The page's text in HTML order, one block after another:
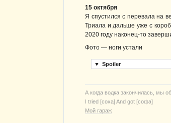
15 октября
Я спустился с перевала на
Триала и дальше уже с
2020 году наконец-то
Фото — ноги устали
▼ Spoiler
А когда водка закончилась, мы
I tried [соха] And got [софа]
Мой гараж